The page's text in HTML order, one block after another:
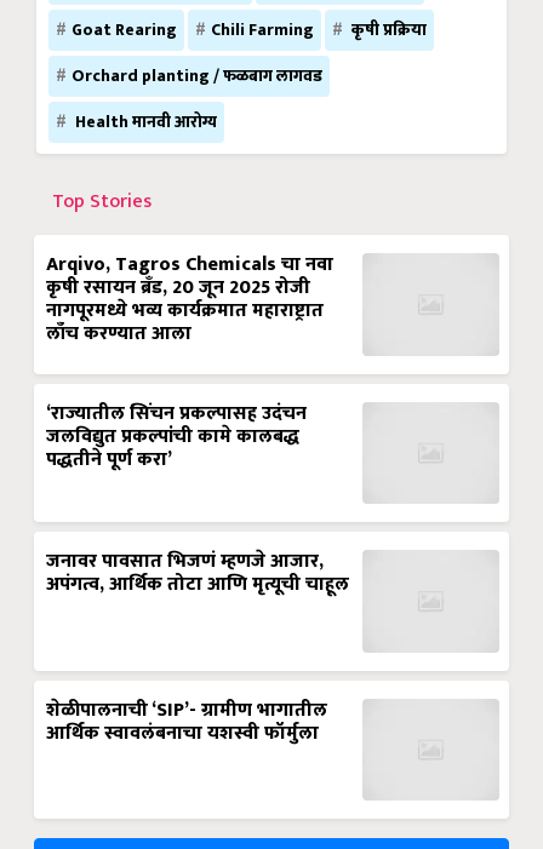
Goat Rearing
Chili Farming
कृषी प्रक्रिया
Orchard planting / फळबाग लागवड
Health मानवी आरोग्य
Top Stories
Arqivo, Tagros Chemicals चा नवा
कृषी रसायन ब्रँड, 20 जून 2025 रोजी
नागपूरमध्ये भव्य कार्यक्रमात महाराष्ट्रात
लाँच करण्यात आला
‘राज्यातील सिंचन प्रकल्पासह उदंचन
जलविद्युत प्रकल्पांची कामे कालबद्ध
पद्धतीने पूर्ण करा’
जनावर पावसात भिजणं म्हणजे आजार,
अपंगत्व, आर्थिक तोटा आणि मृत्यूची चाहूल
शेळीपालनाची ‘SIP’- ग्रामीण भागातील
आर्थिक स्वावलंबनाचा यशस्वी फॉर्मुला